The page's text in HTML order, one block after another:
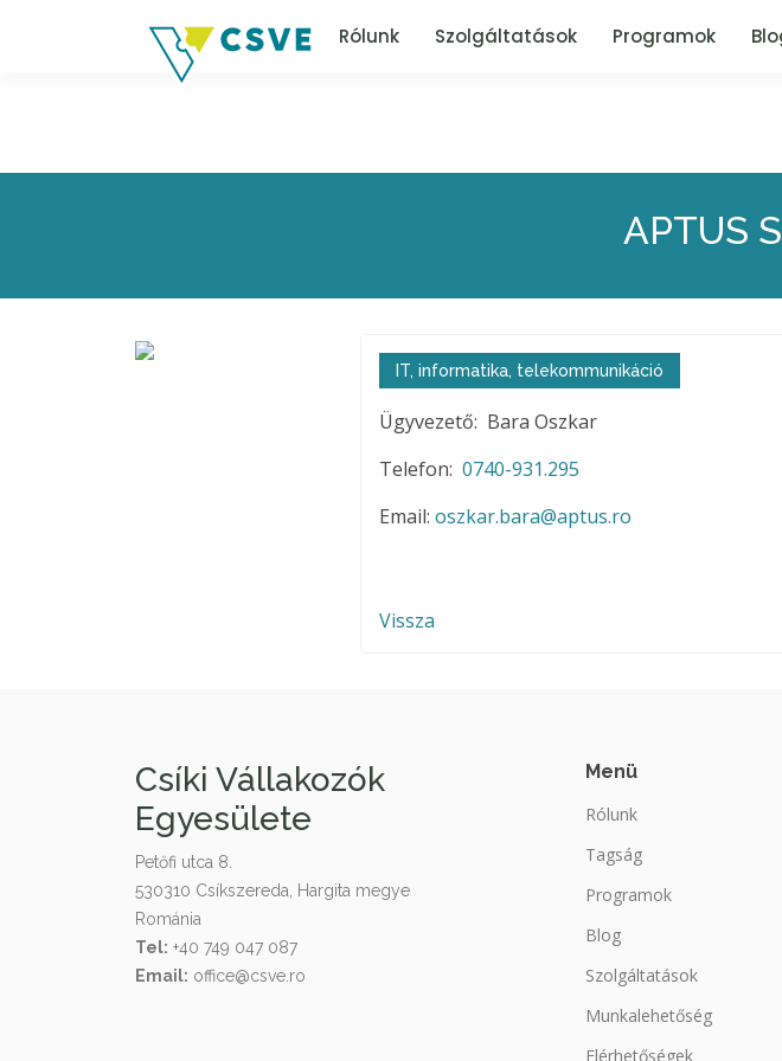
Rólunk Szolgáltatások Programok
APTUS
IT, informatika, telekommunikáció
Ügyvezető: Bara Oszkar
Telefon: 0740-931.295
Email: oszkar.bara@aptus.ro
Vissza
Csíki Vállakozók
Egyesülete
Petőfi utca 8.
530310 Csíkszereda, Hargita megye
Románia
Tel: +40 749 047 087
Email: office@csve.ro
Menü
Rólunk
Tagság
Programok
Blog
Szolgáltatások
Munkalehetőség
Elérhetőségek